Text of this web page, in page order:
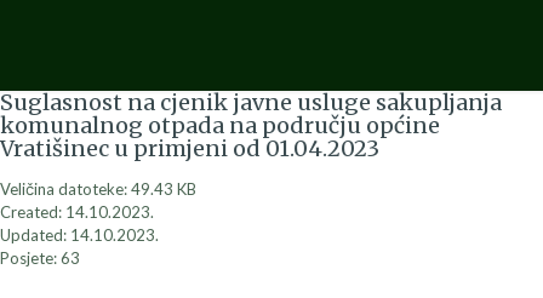
Suglasnost na cjenik javne usluge sakupljanja
komunalnog otpada na području općine
Vratišinec u primjeni od 01.04.2023
Veličina datoteke: 49.43 KB
Created: 14.10.2023.
Updated: 14.10.2023.
Posjete: 63